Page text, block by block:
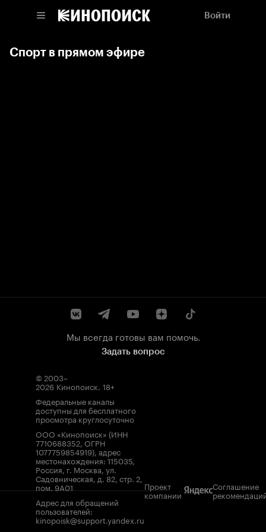
Войти
Спорт в прямом эфире
Мы всегда готовы вам помочь.
Задать вопрос
© 2003–
2026 Кинопоиск. 18+
Федеральные каналы
доступны для бесплатного
просмотра круглосуточно
ООО «Кинопоиск» (ИНН
7710688352, ОГРН
1077759854919), адрес
местонахождения: 115035,
Россия, г. Москва, ул.
Садовническая, д. 82, стр. 2,
пом. 9А01
Адрес для обращений
пользователей:
kinopoisk@support.yandex.ru
Проект
компании
Соглашение